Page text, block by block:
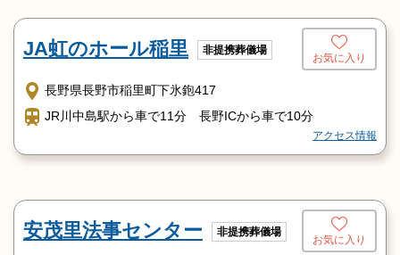
JA虹のホール稲里 非提携葬儀場
お気に入り
長野県長野市稲里町下氷鉋417
JR川中島駅から車で11分 長野ICから車で10分
アクセス情報
安茂里法事センター 非提携葬儀場
お気に入り